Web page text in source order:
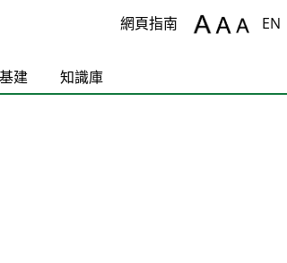
Body
網頁指南 EN
建 知識庫